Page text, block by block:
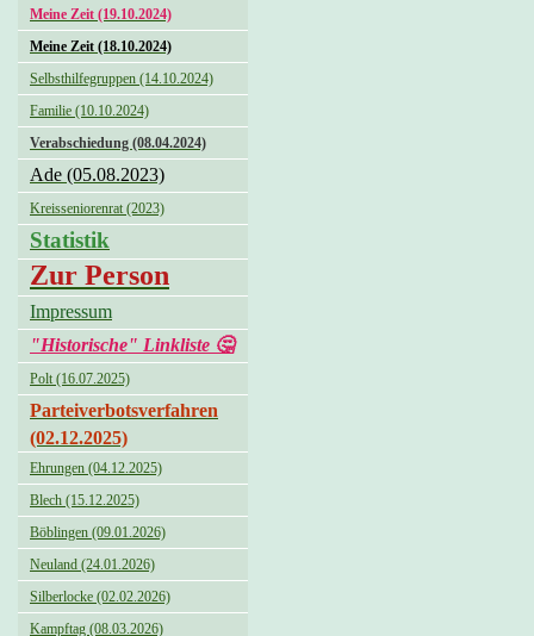
Meine Zeit (19.10.2024)
Meine Zeit (18.10.2024)
Selbsthilfegruppen (14.10.2024)
Familie (10.10.2024)
Verabschiedung (08.04.2024)
Ade (05.08.2023)
Kreisseniorenrat (2023)
Statistik
Zur Person
Impressum
"Historische" Linkliste 🤔
Polt (16.07.2025)
Parteiverbotsverfahren
(02.12.2025)
Ehrungen (04.12.2025)
Blech (15.12.2025)
Böblingen (09.01.2026)
Neuland (24.01.2026)
Silberlocke (02.02.2026)
Kampftag (08.03.2026)